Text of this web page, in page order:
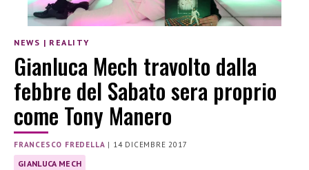
NEWS | REALITY
Gianluca Mech travolto dalla
febbre del Sabato sera proprio
come Tony Manero
FRANCESCO FREDELLA | 14 DICEMBRE 2017
GIANLUCA MECH